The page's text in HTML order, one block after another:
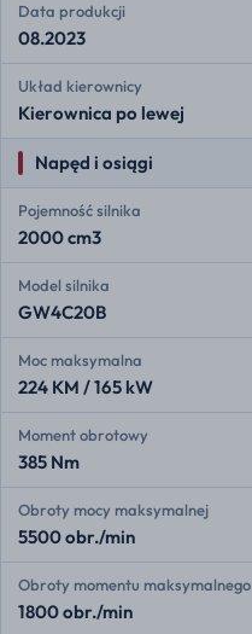
Data produkcji
08.2023
Układ kierownicy
Kierownica po lewej
Napęd i osiągi
Pojemność silnika
2000 cm3
Model silnika
GW4C20B
Moc maksymalna
224 KM / 165 kW
Moment obrotowy
385 Nm
Obroty mocy maksymalnej
5500 obr./min
Obroty momentu maksymalnego
1800 obr./min